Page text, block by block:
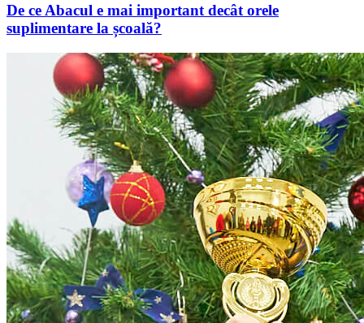
De ce Abacul e mai important decât orele
suplimentare la școală?